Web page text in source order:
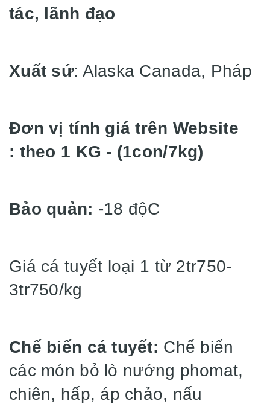
tác, lãnh đạo
Xuất sứ: Alaska Canada, Pháp
Đơn vị tính giá trên Website
: theo 1 KG - (1con/7kg)
Bảo quản: -18 độC
Giá cá tuyết loại 1 từ 2tr750-
3tr750/kg
Chế biến cá tuyết: Chế biến
các món bỏ lò nướng phomat,
chiên, hấp, áp chảo, nấu